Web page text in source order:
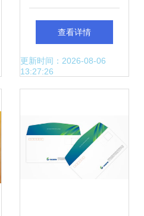
赋能企业高质量增
长的智慧之选
查看详情
更新时间：2026-08-06
13:27:26